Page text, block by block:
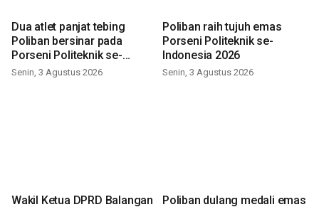
Dua atlet panjat tebing
Poliban bersinar pada
Porseni Politeknik se-
Indonesia 2026
Senin, 3 Agustus 2026
Poliban raih tujuh emas
Porseni Politeknik se-
Indonesia 2026
Senin, 3 Agustus 2026
Wakil Ketua DPRD Balangan
Poliban dulang medali emas